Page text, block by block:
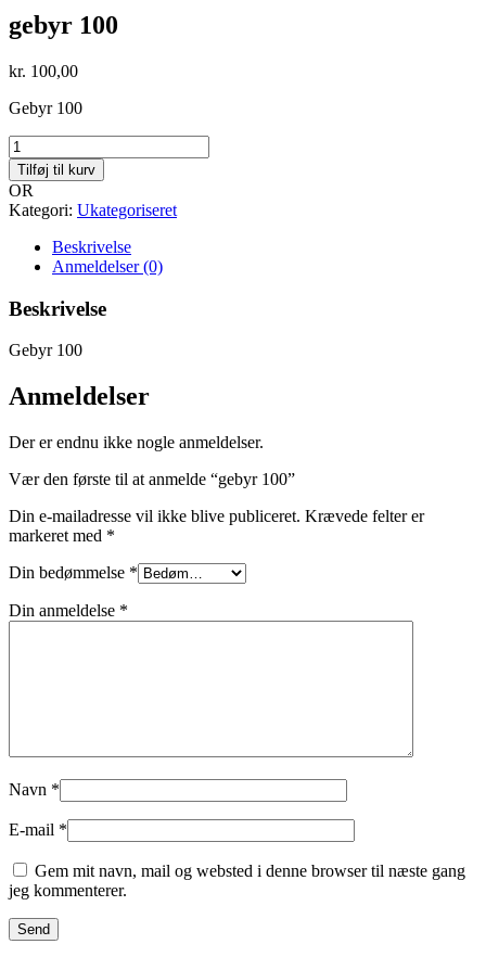
gebyr 100
kr. 100,00
Gebyr 100
gebyr
100
antal
Tilføj til kurv
OR
Kategori: Ukategoriseret
Beskrivelse
Anmeldelser (0)
Beskrivelse
Gebyr 100
Anmeldelser
Der er endnu ikke nogle anmeldelser.
Vær den første til at anmelde “gebyr 100”
Din e-mailadresse vil ikke blive publiceret. Krævede felter er
markeret med *
Din bedømmelse *
Din anmeldelse *
Navn *
E-mail *
Gem mit navn, mail og websted i denne browser til næste gang
jeg kommenterer.